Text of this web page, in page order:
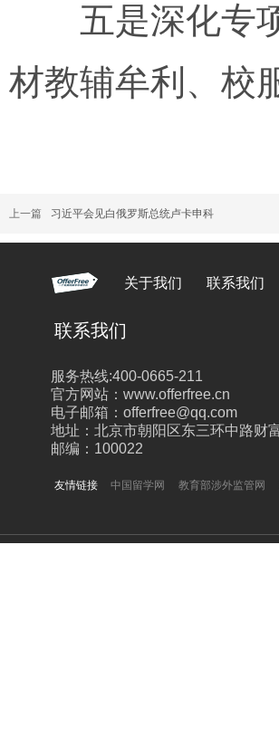
五是深化专项
材教辅牟利、校
上一篇 习近平会见白俄罗斯总统卢卡申科
关于我们 联系我们
中国留学网 教育部涉外监管网
服务热线:400-0665-211
官方网站：www.offerfree.cn
电子邮箱：offerfree@qq.com
地址：北京市朝阳区东三环中路财
邮编：100022
联系我们
友情链接